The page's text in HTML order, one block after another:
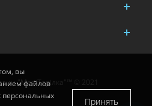
"Моя Тарілка"™ © 2021
вы
файлов
персональных
Принять